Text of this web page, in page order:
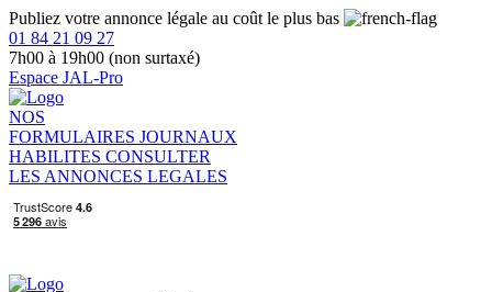
Publiez votre annonce légale au coût le plus bas
01 84 21 09 27
7h00 à 19h00 (non surtaxé)
Espace JAL-Pro
NOS
FORMULAIRES JOURNAUX
HABILITES CONSULTER
LES ANNONCES LEGALES